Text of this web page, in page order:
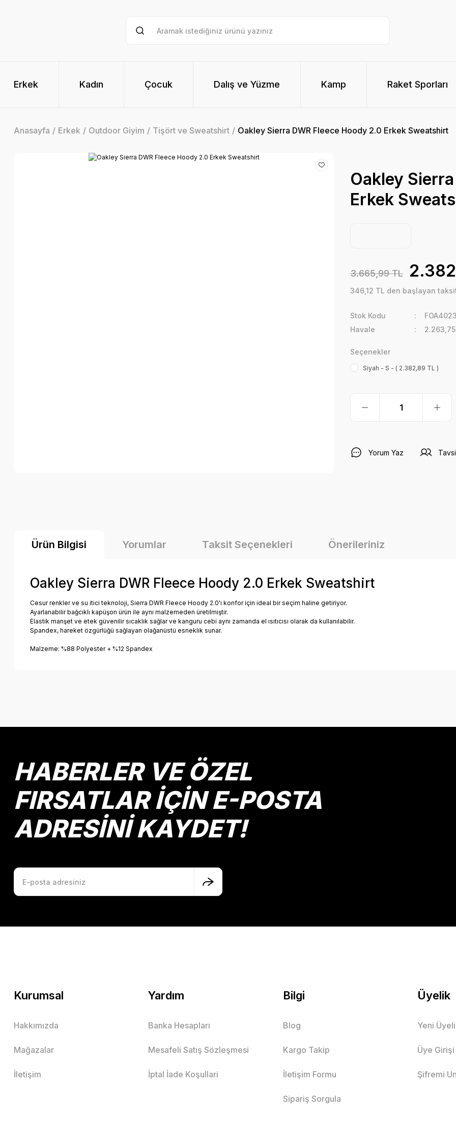
Erkek Kadın Çocuk Dalış ve Yüzme Kamp Raket Sporları
Anasayfa Erkek Outdoor Giyim Tişört ve Sweatshirt Oakley Sierra DWR Fleece Hoody 2.0 Erkek Sweatshirt
Oakley
Erkek
3.665,99 TL
346,12 TL den başlayan
Stok Kodu
Havale
Seçenekler
Siyah - S - ( 2.382,89 TL )
Yorum Yaz
Ürün Bilgisi Yorumlar Taksit Seçenekleri Önerileriniz
Oakley Sierra DWR Fleece Hoody 2.0 Erkek Sweatshirt
Cesur renkler ve su itici teknoloji, Sierra DWR Fleece Hoody 2.0'ı konfor için ideal bir seçim haline getiriyor.
Ayarlanabilir bağcıklı kapüşon ürün ile aynı malzemeden üretilmiştir.
Elastik manşet ve etek güvenilir sıcaklık sağlar ve kanguru cebi aynı zamanda el ısıtıcısı olarak da kullanılabilir.
Spandex, hareket özgürlüğü sağlayan olağanüstü esneklik sunar.
Malzeme: %88 Polyester + %12 Spandex
Ürün resmi kalitesiz, bozuk veya görüntülenemiyor.
Ürün fiyatı diğer sitelerden daha pahalı.
HABERLER VE ÖZEL
FIRSATLAR İÇİN E-POSTA
ADRESİNİ KAYDET!
Kurumsal
Hakkımızda
Mağazalar
İletişim
Yardım
Banka Hesapları
Mesafeli Satış Sözleşmesi
İptal İade Koşullari
Bilgi
Blog
Kargo Takip
İletişim Formu
Sipariş Sorgula
Üyelik
Yeni
Üye Girişi
Şifremi